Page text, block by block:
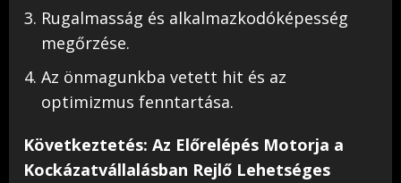
Rugalmasság és alkalmazkodóképesség
megőrzése.
Az önmagunkba vetett hit és az
optimizmus fenntartása.
Következtetés: Az Előrelépés Motorja a
Kockázatvállalásban Rejlő Lehetséges